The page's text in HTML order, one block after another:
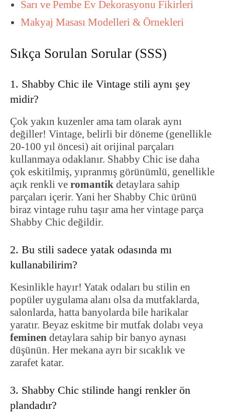
Sarı ve Pembe Ev Dekorasyonu Fikirleri
Makyaj Masası Modelleri & Örnekleri
Sıkça Sorulan Sorular (SSS)
1. Shabby Chic ile Vintage stili aynı şey
midir?
Çok yakın kuzenler ama tam olarak aynı
değiller! Vintage, belirli bir döneme (genellikle
20-100 yıl öncesi) ait orijinal parçaları
kullanmaya odaklanır. Shabby Chic ise daha
çok eskitilmiş, yıpranmış görünümlü, genellikle
açık renkli ve romantik detaylara sahip
parçaları içerir. Yani her Shabby Chic ürünü
biraz vintage ruhu taşır ama her vintage parça
Shabby Chic değildir.
2. Bu stili sadece yatak odasında mı
kullanabilirim?
Kesinlikle hayır! Yatak odaları bu stilin en
popüler uygulama alanı olsa da mutfaklarda,
salonlarda, hatta banyolarda bile harikalar
yaratır. Beyaz eskitme bir mutfak dolabı veya
feminen detaylara sahip bir banyo aynası
düşünün. Her mekana ayrı bir sıcaklık ve
zarafet katar.
3. Shabby Chic stilinde hangi renkler ön
plandadır?